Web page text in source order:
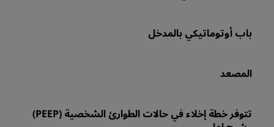
باب أوتوماتيكي بالمدخل
المصعد
تتوفر خطة إخلاء في حالات الطوارئ الشخصية (PEEP)